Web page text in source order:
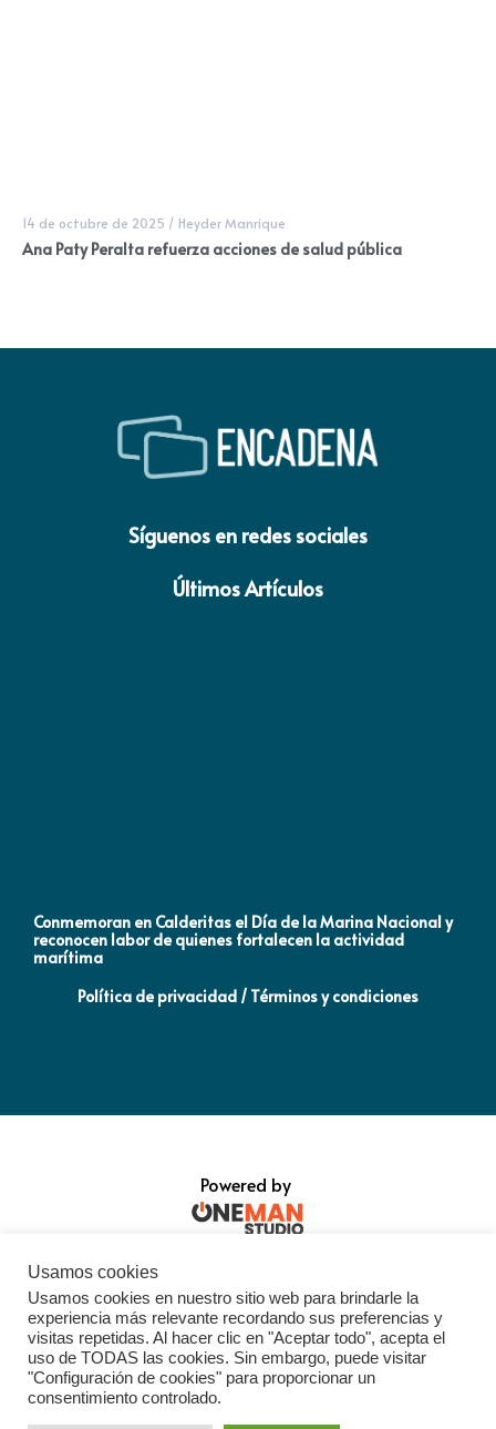
14 de octubre de 2025 / Heyder Manrique
Ana Paty Peralta refuerza acciones de salud pública
Síguenos en redes sociales
Últimos Artículos
Conmemoran en Calderitas el Día de la Marina Nacional y
reconocen labor de quienes fortalecen la actividad
marítima
Política de privacidad / Términos y condiciones
Powered by
Usamos cookies
Usamos cookies en nuestro sitio web para brindarle la
experiencia más relevante recordando sus preferencias y
visitas repetidas. Al hacer clic en "Aceptar todo", acepta el
uso de TODAS las cookies. Sin embargo, puede visitar
"Configuración de cookies" para proporcionar un
consentimiento controlado.